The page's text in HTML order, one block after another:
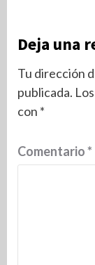
Deja una
Tu dirección
publicada.
con *
Comentario*